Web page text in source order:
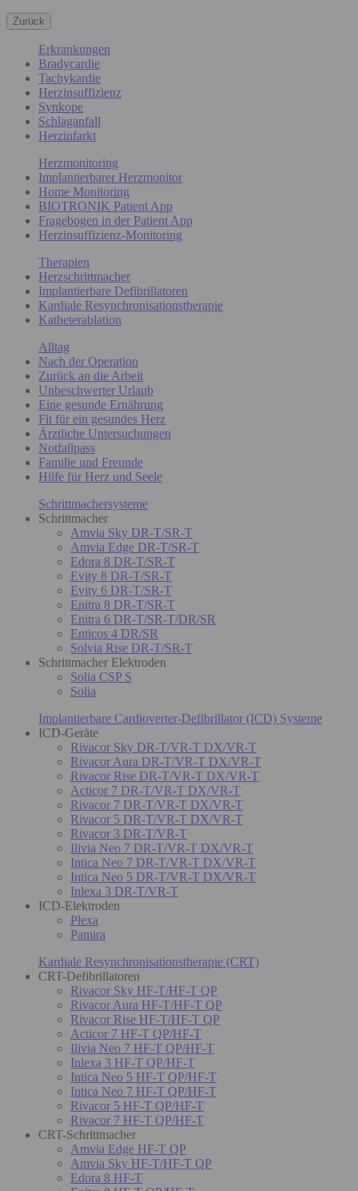
Zurück
Erkrankungen
Bradycardie
Tachykardie
Herzinsuffizienz
Synkope
Schlaganfall
Herzinfarkt
Herzmonitoring
Implantierbarer Herzmonitor
Home Monitoring
BIOTRONIK Patient App
Fragebogen in der Patient App
Herzinsuffizienz-Monitoring
Therapien
Herzschrittmacher
Implantierbare Defibrillatoren
Kardiale Resynchronisationstherapie
Katheterablation
Alltag
Nach der Operation
Zurück an die Arbeit
Unbeschwerter Urlaub
Eine gesunde Ernährung
Fit für ein gesundes Herz
Ärztliche Untersuchungen
Notfallpass
Familie und Freunde
Hilfe für Herz und Seele
Schrittmachersysteme
Schrittmacher
Amvia Sky DR-T/SR-T
Amvia Edge DR-T/SR-T
Edora 8 DR-T/SR-T
Evity 8 DR-T/SR-T
Evity 6 DR-T/SR-T
Enitra 8 DR-T/SR-T
Enitra 6 DR-T/SR-T/DR/SR
Enticos 4 DR/SR
Solvia Rise DR-T/SR-T
Schrittmacher Elektroden
Solia CSP S
Solia
Implantierbare Cardioverter-Defibrillator (ICD) Systeme
ICD-Geräte
Rivacor Sky DR-T/VR-T DX/VR-T
Rivacor Aura DR-T/VR-T DX/VR-T
Rivacor Rise DR-T/VR-T DX/VR-T
Acticor 7 DR-T/VR-T DX/VR-T
Rivacor 7 DR-T/VR-T DX/VR-T
Rivacor 5 DR-T/VR-T DX/VR-T
Rivacor 3 DR-T/VR-T
Ilivia Neo 7 DR-T/VR-T DX/VR-T
Intica Neo 7 DR-T/VR-T DX/VR-T
Intica Neo 5 DR-T/VR-T DX/VR-T
Inlexa 3 DR-T/VR-T
ICD-Elektroden
Plexa
Pamira
Kardiale Resynchronisationstherapie (CRT)
CRT-Defibrillatoren
Rivacor Sky HF-T/HF-T QP
Rivacor Aura HF-T/HF-T QP
Rivacor Rise HF-T/HF-T QP
Acticor 7 HF-T QP/HF-T
Ilivia Neo 7 HF-T QP/HF-T
Inlexa 3 HF-T QP/HF-T
Intica Neo 5 HF-T QP/HF-T
Intica Neo 7 HF-T QP/HF-T
Rivacor 5 HF-T QP/HF-T
Rivacor 7 HF-T QP/HF-T
CRT-Schrittmacher
Amvia Edge HF-T QP
Amvia Sky HF-T/HF-T QP
Edora 8 HF-T